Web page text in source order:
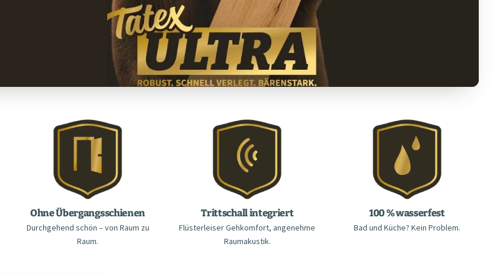
Ohne Übergangsschienen
Durchgehend schön – von Raum zu
Raum.
Trittschall integriert
Flüsterleiser Gehkomfort, angenehme
Raumakustik.
100 % wasserfest
Bad und Küche? Kein Problem.